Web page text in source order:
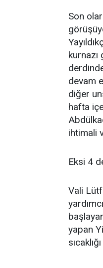
Son
devam
diğer
hafta
ihtimali
Eksi 4
Vali
yapan